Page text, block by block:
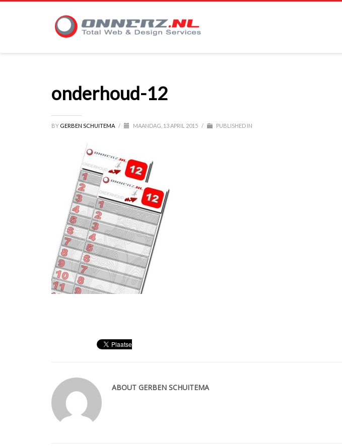
onderhoud-12
BY GERBEN SCHUITEMA / MAANDAG, 13 APRIL 2015 / PUBLISHED IN
ABOUT GERBEN SCHUITEMA